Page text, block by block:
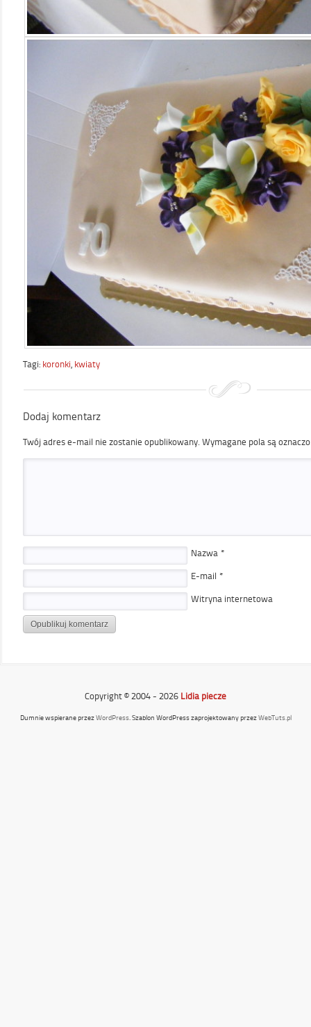
Tagi: koronki, kwiaty
Dodaj komentarz
Twój adres e-mail nie zostanie opublikowany. Wymagane pola są
Nazwa *
E-mail *
Witryna internetowa
Copyright © 2004 - 2026 Lidia piecze
Dumnie wspierane przezWordPress. Szablon WordPress zaprojektowany przezWebTuts.pl